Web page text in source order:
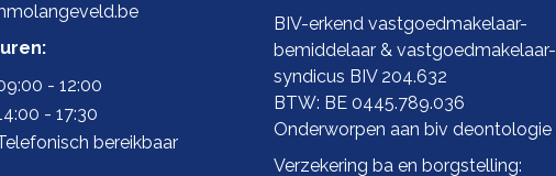
- 12:00
- 17:30
bereikbaar
BIV-erkend vastgoedmakelaar-
bemiddelaar & vastgoedmakelaar-
syndicus BIV 204.632
BTW: BE 0445.789.036
Onderworpen aan biv deontologie
Verzekering ba en borgstelling: